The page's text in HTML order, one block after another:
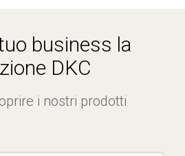
business la
DKC
i nostri prodotti